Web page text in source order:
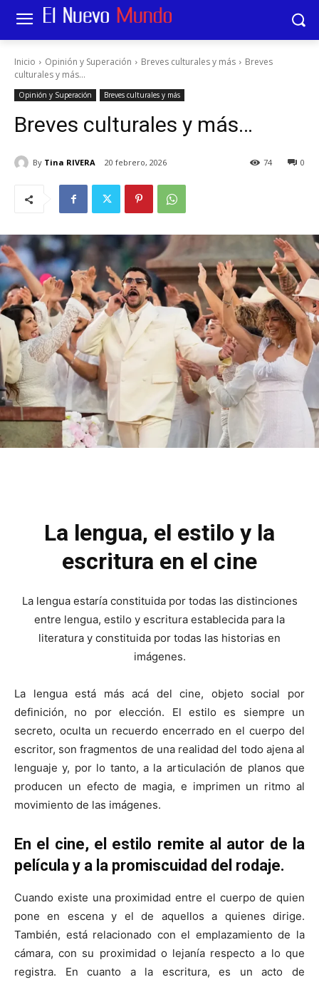
Inicio Opinión y Superación Breves culturales y más
Breves
culturales y más...
Opinión y Superación Breves culturales y más
Breves culturales y más…
By Tina RIVERA 20 febrero, 2026 0
74
La lengua, el estilo y la
escritura en el cine
La lengua estaría constituida por todas las distinciones
entre lengua, estilo y escritura establecida para la
literatura y constituida por todas las historias en
imágenes.
La lengua está más acá del cine, objeto social por
definición, no por elección. El estilo es siempre un
secreto, oculta un recuerdo encerrado en el cuerpo del
escritor, son fragmentos de una realidad del todo ajena al
lenguaje y, por lo tanto, a la articulación de planos que
producen un efecto de magia, e imprimen un ritmo al
movimiento de las imágenes.
En el cine, el estilo remite al autor de la
película y a la promiscuidad del rodaje.
Cuando existe una proximidad entre el cuerpo de quien
pone en escena y el de aquellos a quienes dirige.
También, está relacionado con el emplazamiento de la
cámara, con su proximidad o lejanía respecto a lo que
registra. En cuanto a la escritura, es un acto de